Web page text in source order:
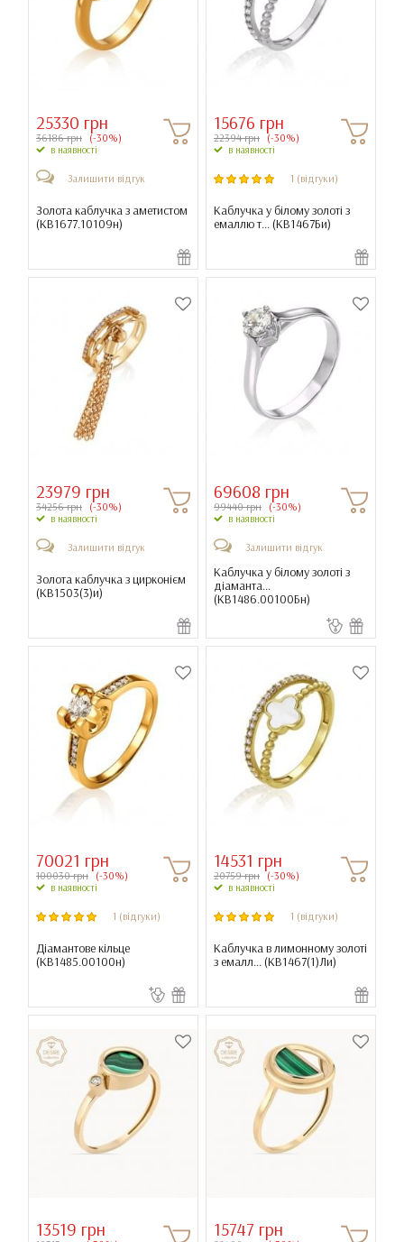
25330 грн
36186 грн (-30%)
в наявності
Залишити відгук
Золота каблучка з аметистом
(КВ1677.10109н)
15676 грн
22394 грн (-30%)
в наявності
1 (відгуки)
Каблучка у білому золоті з
емаллю т... (КВ1467Би)
23979 грн
34256 грн (-30%)
в наявності
Залишити відгук
Золота каблучка з цирконієм
(КВ1503(3)и)
69608 грн
99440 грн (-30%)
в наявності
Залишити відгук
Каблучка у білому золоті з
діаманта...
(КВ1486.00100Бн)
70021 грн
100030 грн (-30%)
в наявності
1 (відгуки)
Діамантове кільце
(КВ1485.00100н)
14531 грн
20759 грн (-30%)
в наявності
1 (відгуки)
Каблучка в лимонному золоті
з емалл... (КВ1467(1)Ли)
13519 грн 15747 грн